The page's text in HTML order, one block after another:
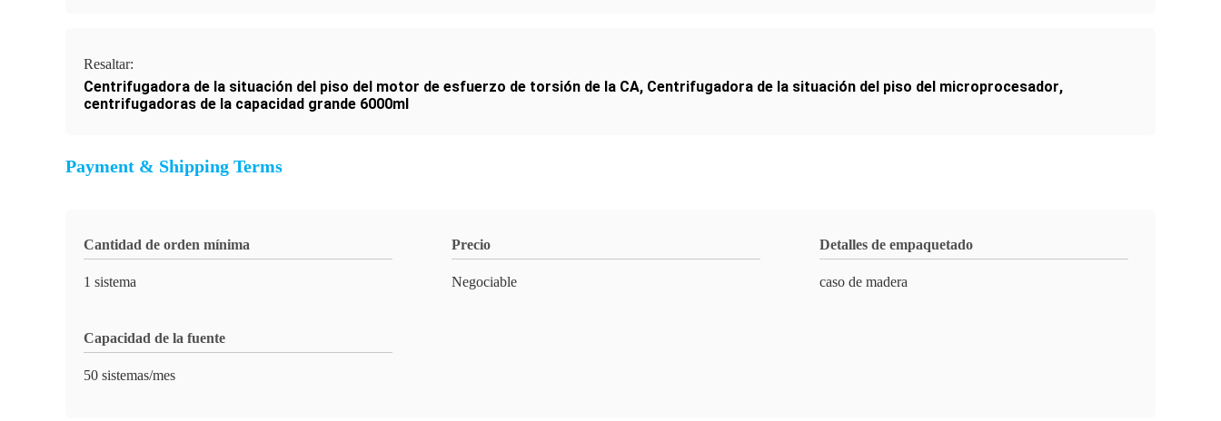
Resaltar:
Centrifugadora de la situación del piso del motor de esfuerzo de torsión de la CA, Centrifugadora de la situación del piso del microprocesador,
centrifugadoras de la capacidad grande 6000ml
Payment & Shipping Terms
Cantidad de orden mínima
1 sistema
Precio
Negociable
Detalles de empaquetado
caso de madera
Capacidad de la fuente
50 sistemas/mes